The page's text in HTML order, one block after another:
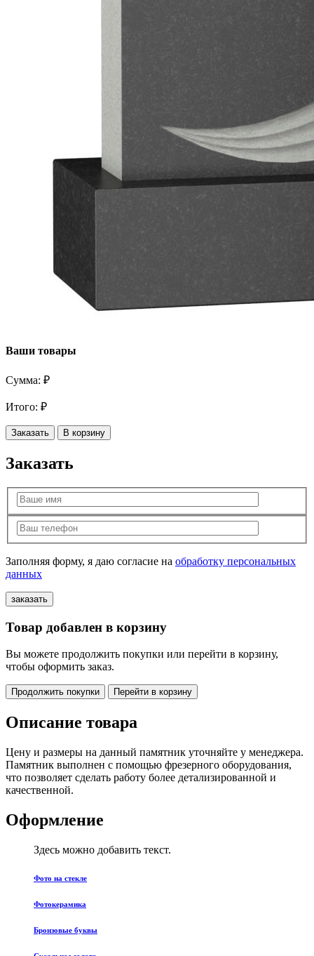
Ваши товары
Сумма: ₽
Итого: ₽
Заказать В корзину
Заказать
Заполняя форму, я даю согласие на обработку персональных
данных
Товар добавлен в корзину
Вы можете продолжить покупки или перейти в корзину,
чтобы оформить заказ.
Продолжить покупки Перейти в корзину
Описание товара
Цену и размеры на данный памятник уточняйте у менеджера.
Памятник выполнен с помощью фрезерного оборудования,
что позволяет сделать работу более детализированной и
качественной.
Оформление
Здесь можно добавить текст.
Фото на стекле
Фотокерамика
Бронзовые буквы